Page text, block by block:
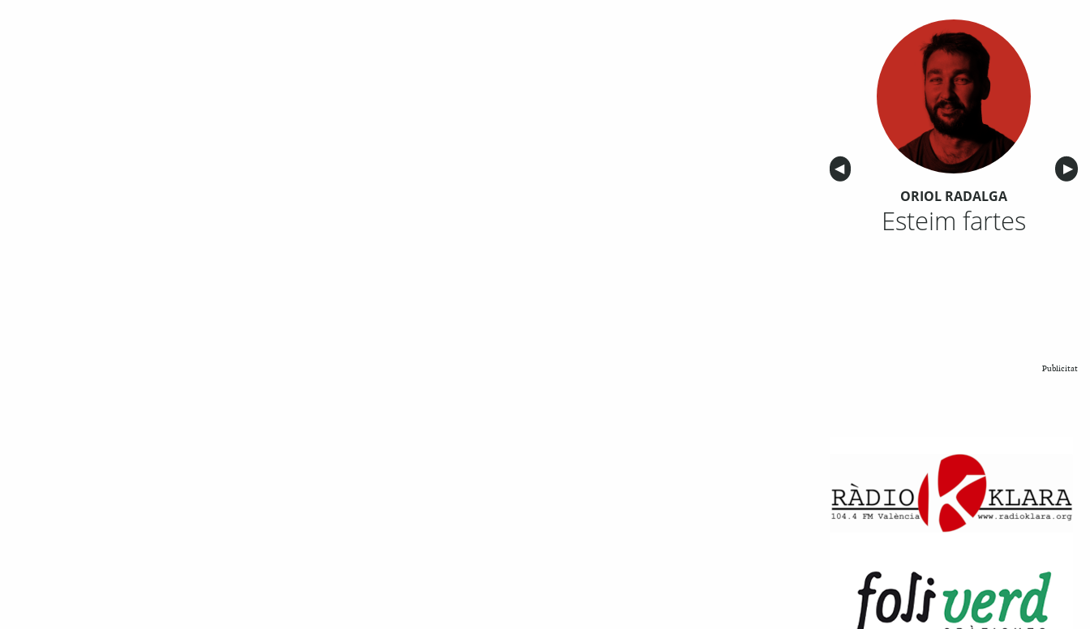
Anterior
◀︎ ▶︎
ORIOL RADALGA
Esteim fartes
Publicitat